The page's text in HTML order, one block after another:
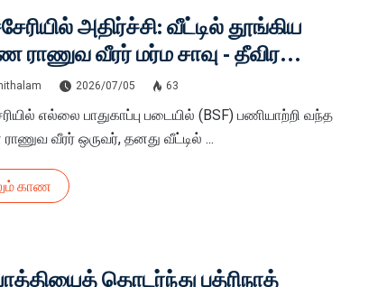
அதிர்ச்சி: வீட்டில் தூங்கிய
ராணுவ வீரர் மர்ம சாவு - தீவிர
போலீஸ்
2026/07/05 63
எல்லை பாதுகாப்பு படையில் (BSF) பணியாற்றி வந்த
வீரர் ஒருவர், தனது வீட்டில் ...
காண
தொடர்ந்து பத்ரிநாத்